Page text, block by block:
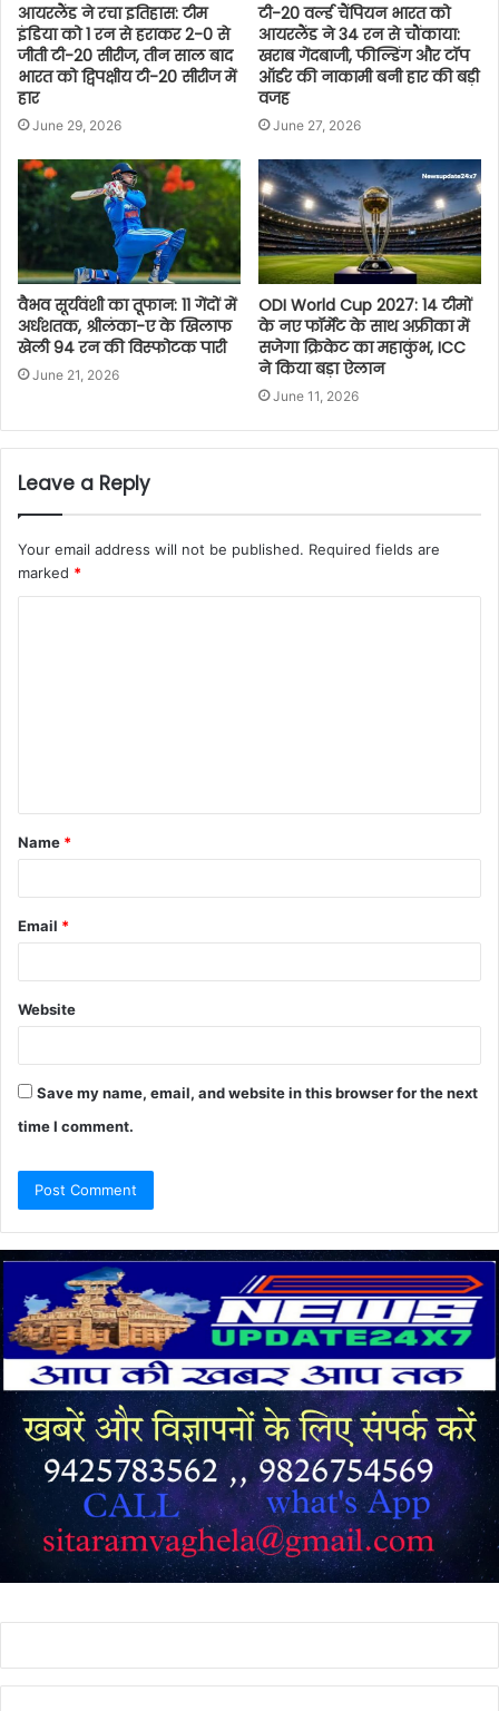
आयरलैंड ने रचा इतिहास: टीम
इंडिया को 1 रन से हराकर 2-0 से
जीती टी-20 सीरीज, तीन साल बाद
भारत को द्विपक्षीय टी-20 सीरीज में
हार
June 29, 2026
टी-20 वर्ल्ड चैंपियन भारत को
आयरलैंड ने 34 रन से चौंकाया:
खराब गेंदबाजी, फील्डिंग और टॉप
ऑर्डर की नाकामी बनी हार की बड़ी
वजह
June 27, 2026
वैभव सूर्यवंशी का तूफान: 11 गेंदों में
अर्धशतक, श्रीलंका-ए के खिलाफ
खेली 94 रन की विस्फोटक पारी
June 21, 2026
ODI World Cup 2027: 14 टीमों
के नए फॉर्मेट के साथ अफ्रीका में
सजेगा क्रिकेट का महाकुंभ, ICC
ने किया बड़ा ऐलान
June 11, 2026
Leave a Reply
Your email address will not be published. Required fields are
marked *
t
*
Name *
Email *
Website
Save my name, email, and website in this browser for the next
time I comment.